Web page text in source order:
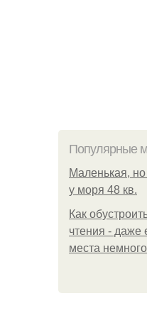
Популярные
Маленькая, но
у моря 48 кв.
Как
чтения - даже
места